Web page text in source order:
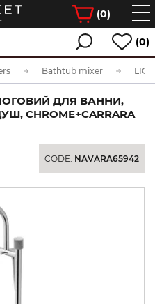
(0)
(0)
Bathtub mixer
ДЛЯ ВАННИ,
CHROME+CARRARA
CODE: NAVARA65942